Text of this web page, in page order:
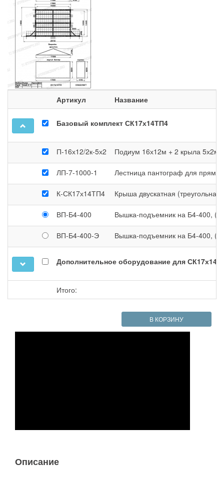
Артикул Название
Базовый комплект СК17х14ТП4
П-16х12/2к-5х2 Подиум 16х12м + 2 крыла 5х2м
ЛП-7-1000-1 Лестница пантограф для
К-СК17х14ТП4 Крыша двускатная
ВП-Б4-400 Вышка-подъемник на Б4-400,
ВП-Б4-400-Э Вышка-подъемник на Б4-400,
Дополнительное оборудование для
Итого:
В КОРЗИНУ
Описание